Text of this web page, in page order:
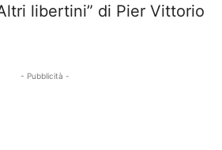
libertini” di Pier Vittorio
- Pubblicità -